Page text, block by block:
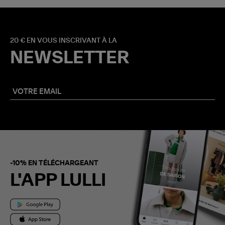
20 € EN VOUS INSCRIVANT À LA
NEWSLETTER
-10% EN TÉLÉCHARGEANT
L'APP LULLI